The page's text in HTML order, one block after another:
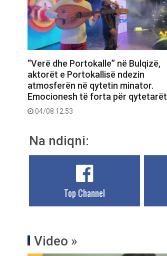
“Verë dhe Portokalle” në Bulqizë,
aktorët e Portokallisë ndezin
atmosferën në qytetin minator.
Emocionesh të forta për qytetarët
04/08 12:53
Na ndiqni:
Top Channel
Video »